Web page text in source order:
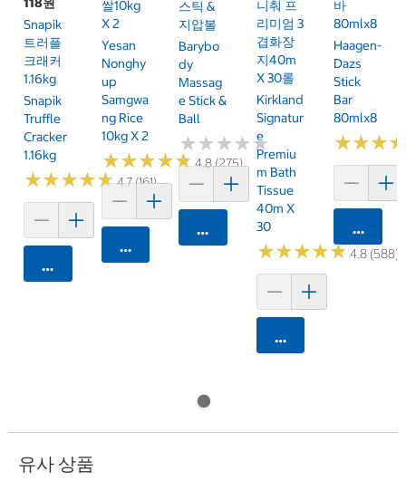
Snapik
트러플
크래커
1.16kg
Snapik
Truffle
Cracker
1.16kg
★★★★★
★★★★★4.7 (161)
카트에 담기
쌀10kg
X 2
Yesan
Nonghy
Up
Samgwa
Ng Rice
10kg X 2
★★★★★
★★★★★4.8 (275)
카트에 담기
스틱 &
지압볼
Barybo
Dy
Massag
E Stick &
Ball
★★★★★
★★★★★
카트에 담기
니춰 프
리미엄 3
겹화장
지40m
X 30롤
Kirkland
Signatur
E
Premiu
M Bath
Tissue
40m X
30
★★★★★
★★★★★4.8 (588)
카트에 담기
바
80mlx8
Haagen-
Dazs
Stick
Bar
80mlx8
★★★
★★★
카트에
유사 상품